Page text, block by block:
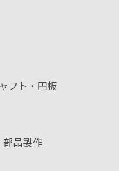
フト・円板
部品製作